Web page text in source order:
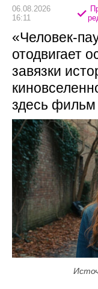
06.08.2026
16:11
«Человек-
отодвигает
завязки
здесь фильм